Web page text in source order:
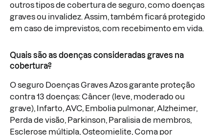
outros tipos de cobertura de seguro, como doenças
graves ou invalidez. Assim, também ficará protegido
em caso de imprevistos, com recebimento em vida.
Quais são as doenças consideradas graves na
cobertura?
O seguro Doenças Graves Azos garante proteção
contra 13 doenças: Câncer (leve, moderado ou
grave), Infarto, AVC, Embolia pulmonar, Alzheimer,
Perda de visão, Parkinson, Paralisia de membros,
Esclerose múltipla, Osteomielite, Coma por